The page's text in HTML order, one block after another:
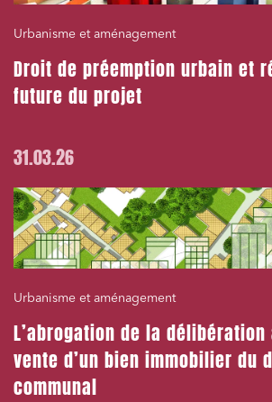
Urbanisme et aménagement
Droit de préemption urbain et
future du projet
31.03.26
Urbanisme et aménagement
L’abrogation de la
vente d’un bien immobilier du
communal